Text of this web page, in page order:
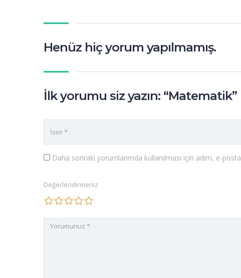
Henüz hiç yorum yapılmamış.
İlk yorumu siz yazın: “Matematik”
Daha sonraki yorumlarımda kullanılması için adım, e-
Değerlendirmeniz